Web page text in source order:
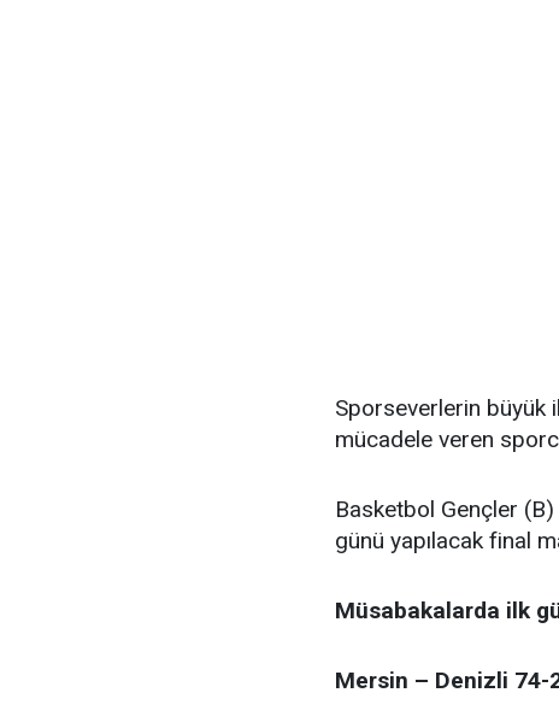
Sporseverlerin büyük
mücadele veren
Basketbol Gençler
günü yapılacak final
Müsabakalarda ilk
Mersin – Denizli 74-